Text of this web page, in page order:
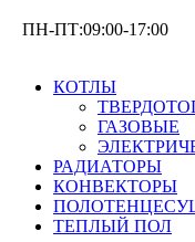
ПН-ПТ:09:00-17:00
КОТЛЫ
ГАЗОВЫЕ
РАДИАТОРЫ
КОНВЕКТОРЫ
ТЕПЛЫЙ ПОЛ